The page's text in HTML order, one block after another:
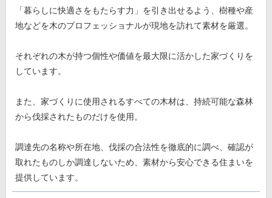
「暮らしに快適さをもたらす力」を引き出せるよう、樹種や産
地などを木のプロフェッショナルが現地を訪れて素材を厳選。
それぞれの木が持つ個性や価値を最大限に活かした家づくりを
しています。
また、家づくりに使用されるすべての木材は、持続可能な森林
から伐採されたものだけを使用。
調達先の名称や所在地、伐採の合法性を徹底的に調べ、確認が
取れたものしか調達しないため、素材から安心できる住まいを
提供しています。